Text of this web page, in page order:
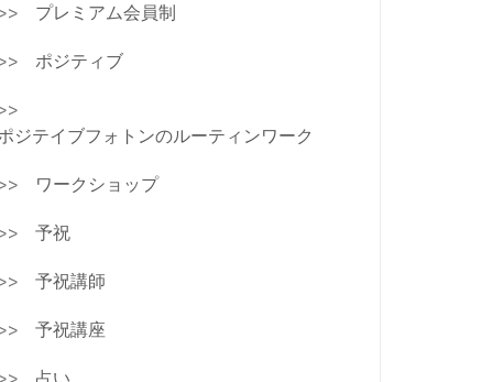
プレミアム会員制
ポジティブ
ジテイブフォトンのルーティンワーク
ワークショップ
予祝
予祝講師
予祝講座